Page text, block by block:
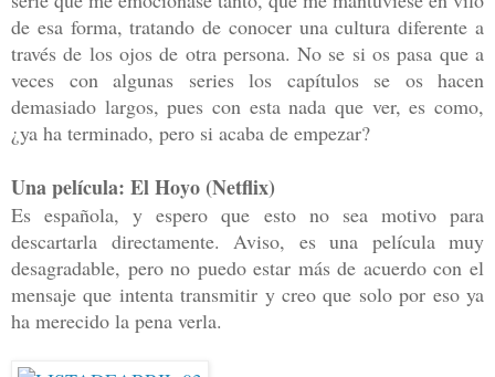
de esa forma, tratando de conocer una cultura diferente a
través de los ojos de otra persona. No se si os pasa que a
veces con algunas series los capítulos se os hacen
demasiado largos, pues con esta nada que ver, es como,
¿ya ha terminado, pero si acaba de empezar?
Una película: El Hoyo (Netflix)
Es española, y espero que esto no sea motivo para
descartarla directamente. Aviso, es una película muy
desagradable, pero no puedo estar más de acuerdo con el
mensaje que intenta transmitir y creo que solo por eso ya
ha merecido la pena verla.